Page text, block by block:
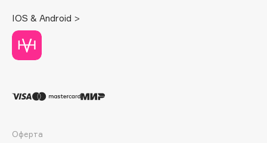
Deonica
Dessange
Dior
Dolomit
DP Daily Perfection
IOS & Android >
Оферта